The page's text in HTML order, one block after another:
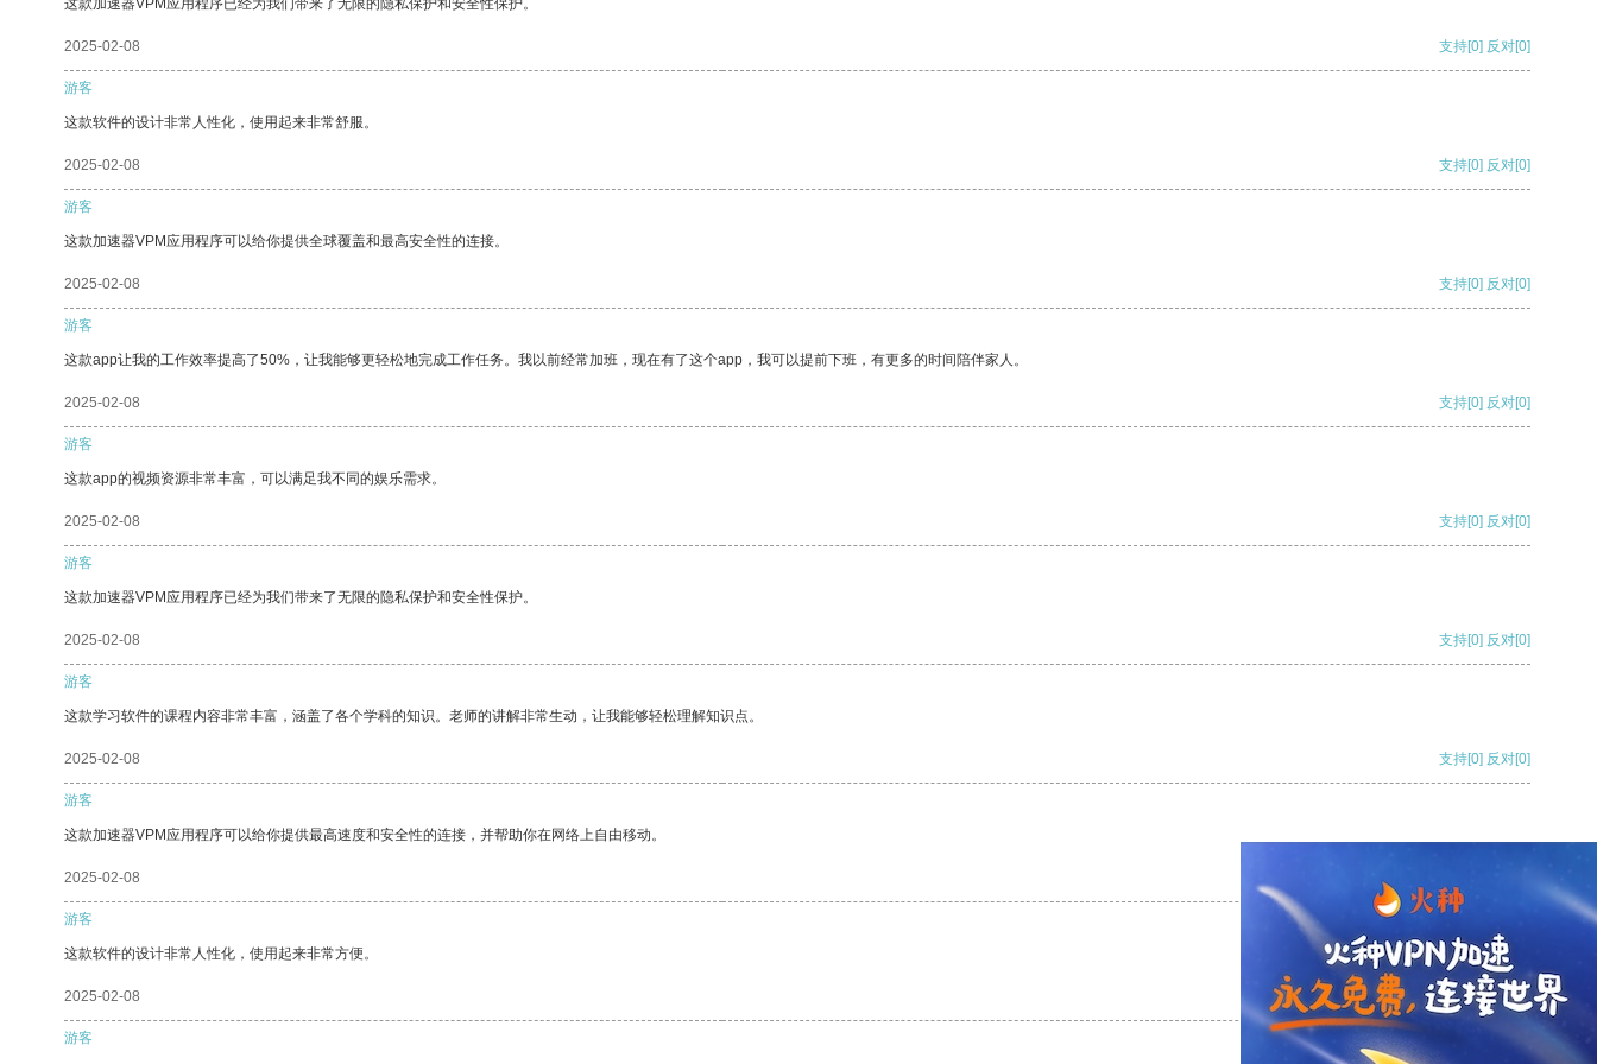
这款加速器VPM应用程序已经为我们带来了无限的隐私保护和安全性保护。
2025-02-08 支持[0] 反对[0]
游客
这款软件的设计非常人性化，使用起来非常舒服。
2025-02-08 支持[0] 反对[0]
游客
这款加速器VPM应用程序可以给你提供全球覆盖和最高安全性的连接。
2025-02-08 支持[0] 反对[0]
游客
这款app让我的工作效率提高了50%，让我能够更轻松地完成工作任务。我以前经常加班，现在有了这个app，我可以提前下班，有更多的时间陪伴家人。
2025-02-08 支持[0] 反对[0]
游客
这款app的视频资源非常丰富，可以满足我不同的娱乐需求。
2025-02-08 支持[0] 反对[0]
游客
这款加速器VPM应用程序已经为我们带来了无限的隐私保护和安全性保护。
2025-02-08 支持[0] 反对[0]
游客
这款学习软件的课程内容非常丰富，涵盖了各个学科的知识。老师的讲解非常生动，让我能够轻松理解知识点。
2025-02-08 支持[0] 反对[0]
游客
这款加速器VPM应用程序可以给你提供最高速度和安全性的连接，并帮助你在网络上自由移动。
2025-02-08
游客
这款软件的设计非常人性化，使用起来非常方便。
2025-02-08 支持 [0] 反对[0]
游客